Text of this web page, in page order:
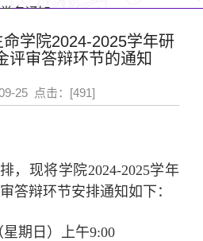
党务通知
教务通知
学工通知
人才招聘
学院2024-2025学年研
评审答辩环节的通知
25 点击：[491]
，现将学院2024-2025学年
答辩环节安排通知如下：
星期日）上午9:00